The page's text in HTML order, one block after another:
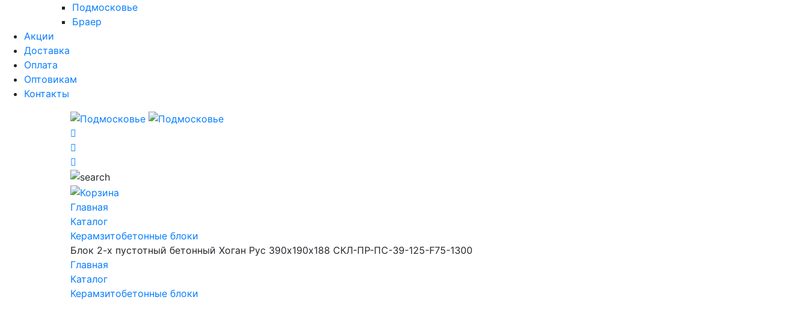
Подмосковье
Браер
Акции
Доставка
Оплата
Оптовикам
Контакты
Главная
Каталог
Керамзитобетонные блоки
Блок 2-х пустотный бетонный Хоган Рус 390х190х188 СКЛ-ПР-ПС-39-125-F75-1300
Главная
Каталог
Керамзитобетонные блоки